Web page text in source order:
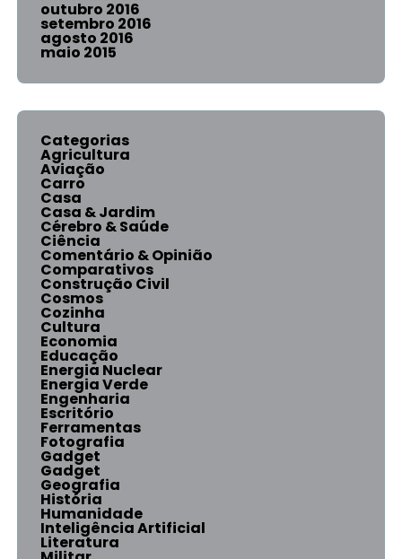
outubro 2016
setembro 2016
agosto 2016
maio 2015
Categorias
Agricultura
Aviação
Carro
Casa
Casa & Jardim
Cérebro & Saúde
Ciência
Comentário & Opinião
Comparativos
Construção Civil
Cosmos
Cozinha
Cultura
Economia
Educação
Energia Nuclear
Energia Verde
Engenharia
Escritório
Ferramentas
Fotografia
Gadget
Gadget
Geografia
História
Humanidade
Inteligência Artificial
Literatura